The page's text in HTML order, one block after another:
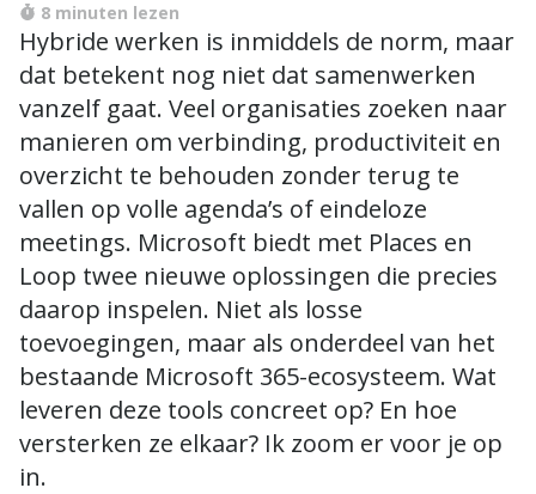
8 minuten lezen
Hybride werken is inmiddels de norm, maar
dat betekent nog niet dat samenwerken
vanzelf gaat. Veel organisaties zoeken naar
manieren om verbinding, productiviteit en
overzicht te behouden zonder terug te
vallen op volle agenda’s of eindeloze
meetings. Microsoft biedt met Places en
Loop twee nieuwe oplossingen die precies
daarop inspelen. Niet als losse
toevoegingen, maar als onderdeel van het
bestaande Microsoft 365-ecosysteem. Wat
leveren deze tools concreet op? En hoe
versterken ze elkaar? Ik zoom er voor je op
in.